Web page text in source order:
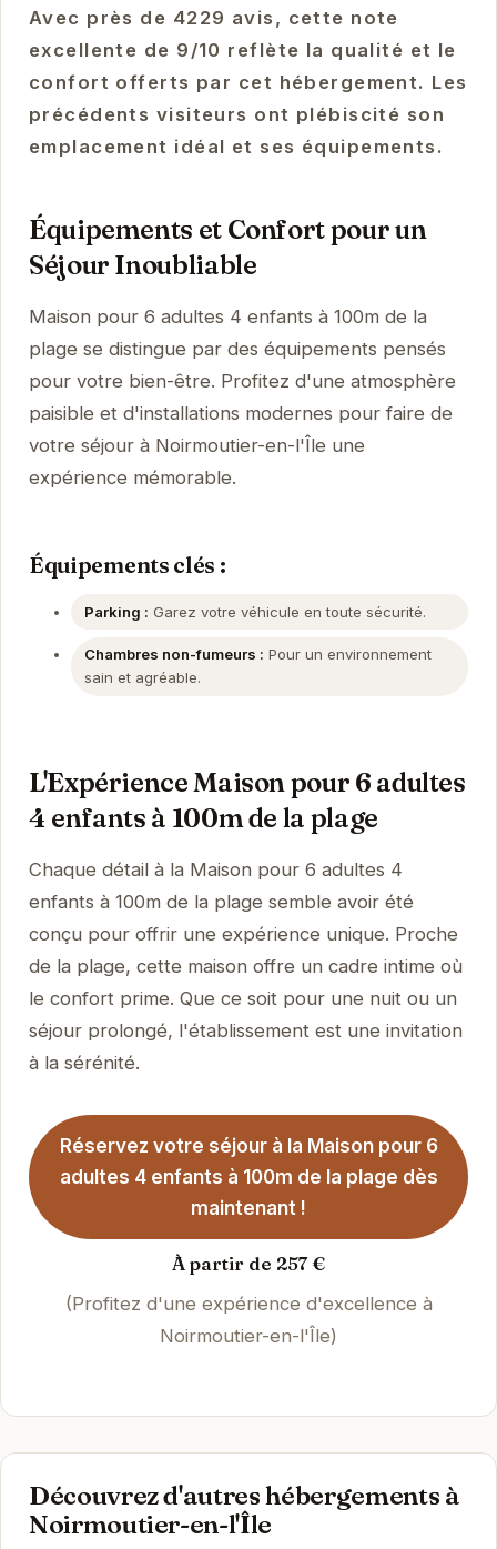
Avec près de 4229 avis, cette note
excellente de 9/10 reflète la qualité et le
confort offerts par cet hébergement. Les
précédents visiteurs ont plébiscité son
emplacement idéal et ses équipements.
Équipements et Confort pour un
Séjour Inoubliable
Maison pour 6 adultes 4 enfants à 100m de la
plage se distingue par des équipements pensés
pour votre bien-être. Profitez d'une atmosphère
paisible et d'installations modernes pour faire de
votre séjour à Noirmoutier-en-l'Île une
expérience mémorable.
Équipements clés :
Parking : Garez votre véhicule en toute sécurité.
Chambres non-fumeurs : Pour un environnement
sain et agréable.
L'Expérience Maison pour 6 adultes
4 enfants à 100m de la plage
Chaque détail à la Maison pour 6 adultes 4
enfants à 100m de la plage semble avoir été
conçu pour offrir une expérience unique. Proche
de la plage, cette maison offre un cadre intime où
le confort prime. Que ce soit pour une nuit ou un
séjour prolongé, l'établissement est une invitation
à la sérénité.
Réservez votre séjour à la Maison pour 6
adultes 4 enfants à 100m de la plage dès
maintenant !
À partir de 257 €
(Profitez d'une expérience d'excellence à
Noirmoutier-en-l'Île)
Découvrez d'autres hébergements à
Noirmoutier-en-l'Île